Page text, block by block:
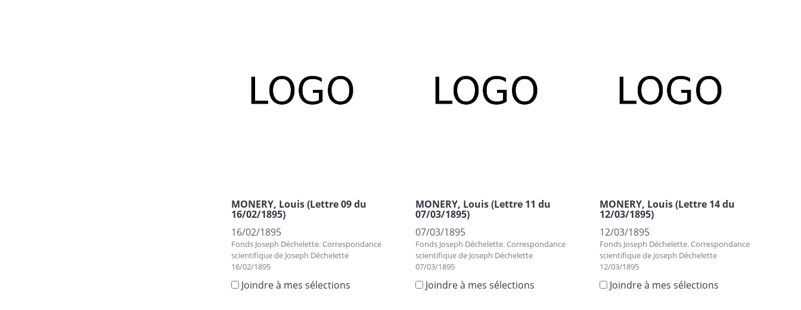
MONERY, Louis (Lettre 09 du
16/02/1895)
16/02/1895
Fonds Joseph Déchelette. Correspondance
scientifique de Joseph Déchelette
16/02/1895
Joindre à mes sélections
MONERY, Louis (Lettre 11 du
07/03/1895)
07/03/1895
Fonds Joseph Déchelette. Correspondance
scientifique de Joseph Déchelette
07/03/1895
Joindre à mes sélections
MONERY, Louis (Lettre 14 du
12/03/1895)
12/03/1895
Fonds Joseph Déchelette. Correspondance
scientifique de Joseph Déchelette
12/03/1895
Joindre à mes sélections